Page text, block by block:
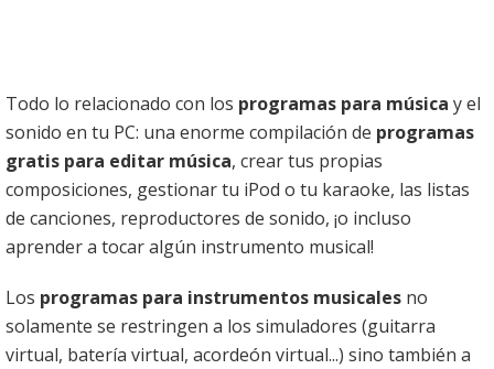
Todo lo relacionado con los programas para música y el
sonido en tu PC: una enorme compilación de programas
gratis para editar música, crear tus propias
composiciones, gestionar tu iPod o tu karaoke, las listas
de canciones, reproductores de sonido, ¡o incluso
aprender a tocar algún instrumento musical!
Los programas para instrumentos musicales no
solamente se restringen a los simuladores (guitarra
virtual, batería virtual, acordeón virtual...) sino también a